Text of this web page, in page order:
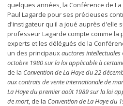
quelques années, la Conférence de
Paul Lagarde pour ses précieuses
d'instigateur qu'il a joué auprès d'elle
professeur Lagarde compte comme la
experts et les délégués de la
un des principauxauctores intellectuales
octobre 1980 sur la loi applicable à
de la Convention de La Haye du 22
aux contrats de vente internationale de
La Haye du premier août 1989 sur la loi
de mort, de la Convention de La Haye du